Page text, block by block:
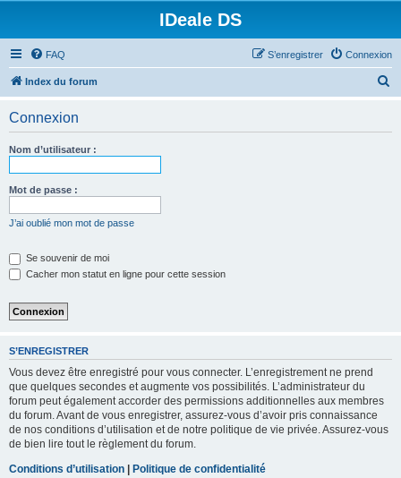
IDeale DS
FAQ Connexion
S’enregistrer
Index du forum
Connexion
Nom d’utilisateur :
Mot de passe :
J’ai oublié mon mot de passe
Se souvenir de moi
Cacher mon statut en ligne pour cette session
S’ENREGISTRER
Vous devez être enregistré pour vous connecter. L’enregistrement ne prend
que quelques secondes et augmente vos possibilités. L’administrateur du
forum peut également accorder des permissions additionnelles aux membres
du forum. Avant de vous enregistrer, assurez-vous d’avoir pris connaissance
de nos conditions d’utilisation et de notre politique de vie privée. Assurez-vous
de bien lire tout le règlement du forum.
Conditions d’utilisation | Politique de confidentialité